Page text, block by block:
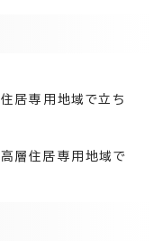
居専用地域で立ち
層住居専用地域で